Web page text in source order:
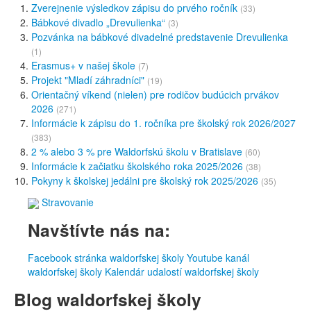
Zverejnenie výsledkov zápisu do prvého ročník (33)
Bábkové divadlo „Drevulienka“ (3)
Pozvánka na bábkové divadelné predstavenie Drevulienka
(1)
Erasmus+ v našej škole (7)
Projekt "Mladí záhradníci" (19)
Orientačný víkend (nielen) pre rodičov budúcich prvákov
2026 (271)
Informácie k zápisu do 1. ročníka pre školský rok 2026/2027
(383)
2 % alebo 3 % pre Waldorfskú školu v Bratislave (60)
Informácie k začiatku školského roka 2025/2026 (38)
Pokyny k školskej jedálni pre školský rok 2025/2026 (35)
Stravovanie
Navštívte nás na:
Facebook stránka waldorfskej školy Youtube kanál
waldorfskej školy Kalendár udalostí waldorfskej školy
Blog waldorfskej školy